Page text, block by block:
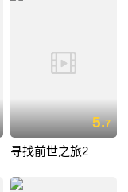
5.7
寻找前世之旅2